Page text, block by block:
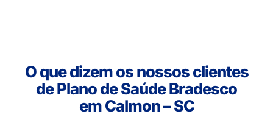
O que dizem os nossos clientes
de Plano de Saúde Bradesco
em Calmon – SC